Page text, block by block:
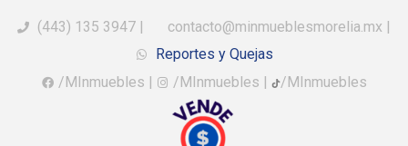
(443) 135 3947 | contacto@minmueblesmorelia.mx |
Reportes y Quejas
/MInmuebles | /MInmuebles | /MInmuebles